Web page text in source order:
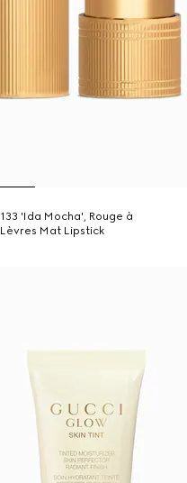
133 'Ida Mocha', Rouge à
Lèvres Mat Lipstick